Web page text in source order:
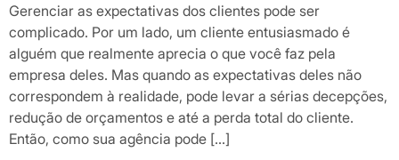
Gerenciar as expectativas dos clientes pode ser
complicado. Por um lado, um cliente entusiasmado é
alguém que realmente aprecia o que você faz pela
empresa deles. Mas quando as expectativas deles não
correspondem à realidade, pode levar a sérias decepções,
redução de orçamentos e até a perda total do cliente.
Então, como sua agência pode […]